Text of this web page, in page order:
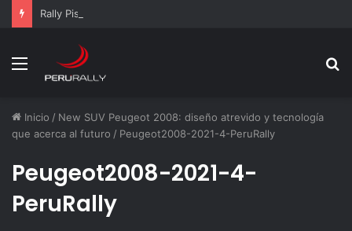
Rally Pisco 2026: todo listo para la gran final del RallyACP
Menú
Inicio / New SUV Peugeot 2008: diseño atrevido y tecnología
que acerca al futuro / Peugeot2008-2021-4-PeruRally
Peugeot2008-2021-4-
PeruRally